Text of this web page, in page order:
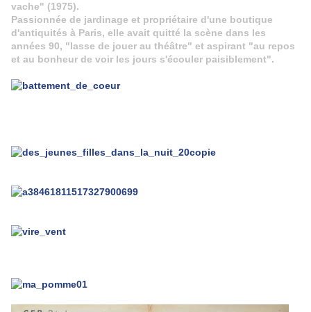
vache" (1975).
Passionnée de jardinage et propriétaire d'une boutique
d'antiquités à Paris, elle avait quitté la scène dans les
années 90, "lasse de jouer au théâtre" et aspirant "au repos
et au bonheur de voir les jours s'écouler paisiblement".